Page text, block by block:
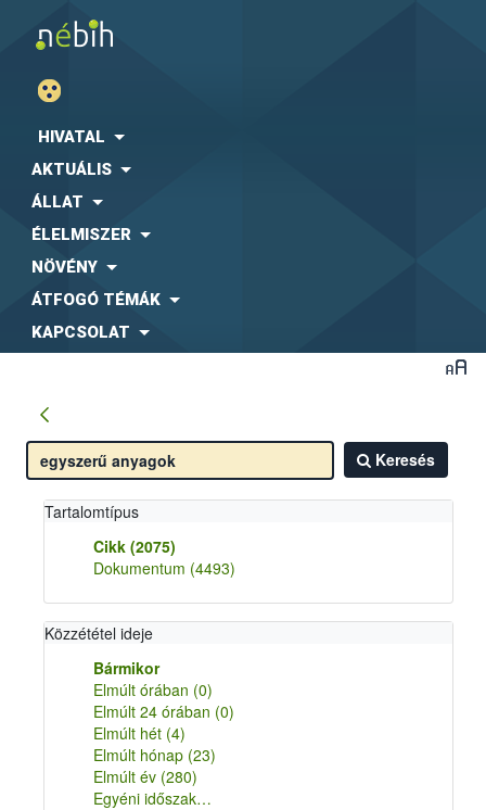
HIVATAL
AKTUÁLIS
ÁLLAT
ÉLELMISZER
NÖVÉNY
ÁTFOGÓ TÉMÁK
KAPCSOLAT
Keresés
Tartalomtípus
Cikk (2075)
Dokumentum (4493)
Közzététel ideje
Bármikor
Elmúlt órában (0)
Elmúlt 24 órában (0)
Elmúlt hét (4)
Elmúlt hónap (23)
Elmúlt év (280)
Egyéni időszak…